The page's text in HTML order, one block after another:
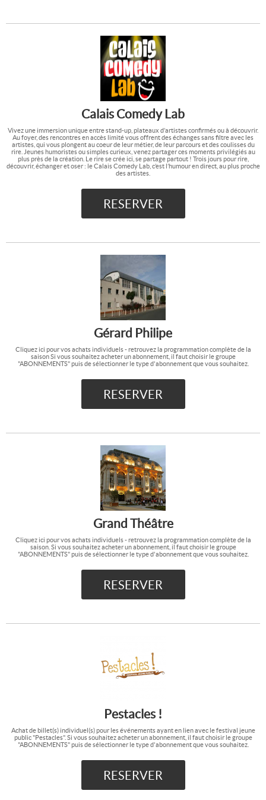
Calais Comedy Lab
Vivez une immersion unique entre stand-up, plateaux d’artistes confirmés ou à découvrir.
Au foyer, des rencontres en accès limité vous offrent des échanges sans filtre avec les
artistes, qui vous plongent au coeur de leur métier, de leur parcours et des coulisses du
rire. Jeunes humoristes ou simples curieux, venez partager ces moments privilégiés au
plus près de la création. Le rire se crée ici, se partage partout ! Trois jours pour rire,
découvrir, échanger et oser : le Calais Comedy Lab, c’est l’humour en direct, au plus proche
des artistes.
Gérard Philipe
Cliquez ici pour vos achats individuels - retrouvez la programmation complète de la
saison Si vous souhaitez acheter un abonnement, il faut choisir le groupe
"ABONNEMENTS" puis de sélectionner le type d'abonnement que vous souhaitez.
Grand Théâtre
Cliquez ici pour vos achats individuels - retrouvez la programmation complète de la
saison. Si vous souhaitez acheter un abonnement, il faut choisir le groupe
"ABONNEMENTS" puis de sélectionner le type d'abonnement que vous souhaitez.
Pestacles !
Achat de billet(s) individuel(s) pour les événements ayant en lien avec le festival jeune
public "Pestacles". Si vous souhaitez acheter un abonnement, il faut choisir le groupe
"ABONNEMENTS" puis de sélectionner le type d'abonnement que vous souhaitez.